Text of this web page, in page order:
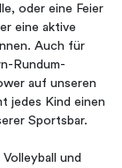
oder eine Feier
eine aktive
Auch für
Rundum-
auf unseren
jedes Kind einen
Sportsbar.
und